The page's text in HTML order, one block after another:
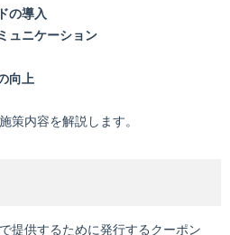
の導入
ュニケーション
向上
策内容を解説します。
提供するために発行するクーポン